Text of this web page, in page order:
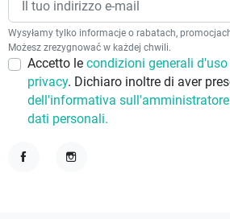
Wysyłamy tylko informacje o rabatach,
Możesz zrezygnować w każdej chwili.
Accetto le condizioni generali d'uso
privacy. Dichiaro inoltre di aver
dell'informativa
dati personali.